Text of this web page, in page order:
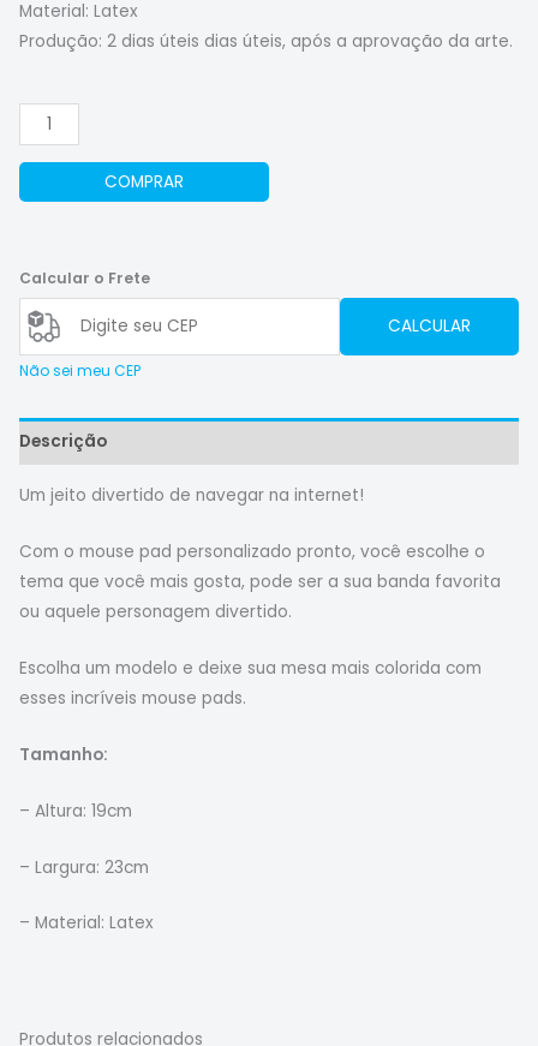
Material: Latex
Produção: 2 dias úteis dias úteis, após a aprovação da arte.
COMPRAR
Calcular o Frete
CALCULAR
Não sei meu CEP
Descrição
Um jeito divertido de navegar na internet!
Com o mouse pad personalizado pronto, você escolhe o
tema que você mais gosta, pode ser a sua banda favorita
ou aquele personagem divertido.
Escolha um modelo e deixe sua mesa mais colorida com
esses incríveis mouse pads.
Tamanho:
– Altura: 19cm
– Largura: 23cm
– Material: Latex
Produtos relacionados